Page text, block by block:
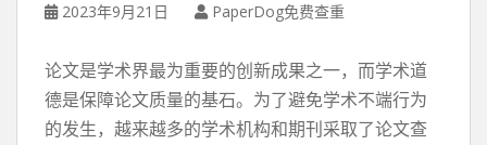
2023年9月21日 PaperDog免费查重
论文是学术界最为重要的创新成果之一，而学术道
德是保障论文质量的基石。为了避免学术不端行为
的发生，越来越多的学术机构和期刊采取了论文查